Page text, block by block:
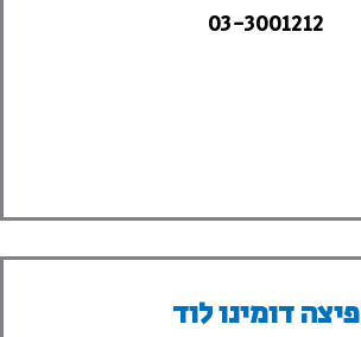
03-3001212
פיצה דומינו לוד